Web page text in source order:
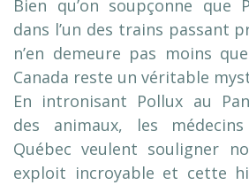
Bien qu’on soupçonne que
dans l’un des trains passant
n’en demeure pas moins
Canada reste un véritable
En intronisant Pollux au
des animaux, les
Québec veulent souligner
exploit incroyable et cette